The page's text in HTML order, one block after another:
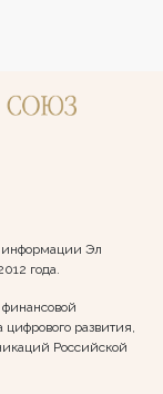
информации Эл
года.
развития,
Российской